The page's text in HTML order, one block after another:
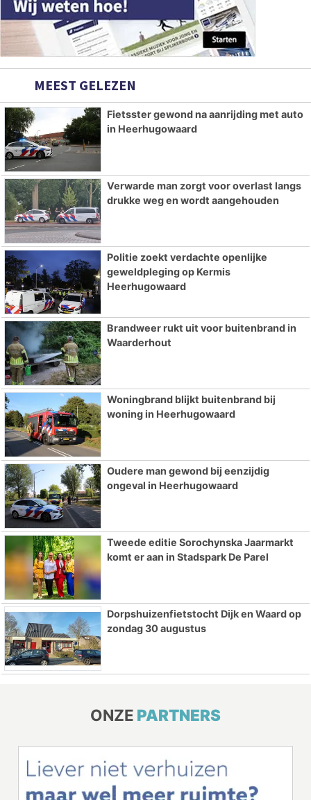
MEEST GELEZEN
Fietsster gewond na aanrijding met auto
in Heerhugowaard
Verwarde man zorgt voor overlast langs
drukke weg en wordt aangehouden
Politie zoekt verdachte openlijke
geweldpleging op Kermis
Heerhugowaard
Brandweer rukt uit voor buitenbrand in
Waarderhout
Woningbrand blijkt buitenbrand bij
woning in Heerhugowaard
Oudere man gewond bij eenzijdig
ongeval in Heerhugowaard
Tweede editie Sorochynska Jaarmarkt
komt er aan in Stadspark De Parel
Dorpshuizenfietstocht Dijk en Waard op
zondag 30 augustus
ONZE PARTNERS